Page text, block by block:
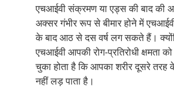
एचआईवी संक्रमण या एड्स की बाद की
अक्सर गंभीर रूप से बीमार होने में
के बाद आठ से दस वर्ष लग सकते हैं।
एचआईवी आपकी रोग-प्रतिरोधी क्षमता
चुका होता है कि आपका शरीर दूसरे
नहीं लड़ पाता है।